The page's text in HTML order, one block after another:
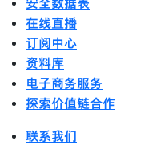
安全数据表
在线直播
订阅中心
资料库
电子商务服务
探索价值链合作
联系我们